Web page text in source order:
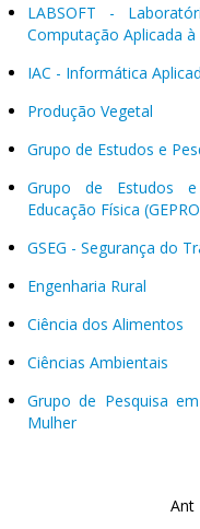
LABSOFT -
Computação Aplicada à
IAC - Informática
Produção Vegetal
Grupo de Estudos e
Grupo de Estudos
Educação Física
GSEG - Segurança do
Engenharia Rural
Ciência dos Alimentos
Ciências Ambientais
Grupo de Pesquisa
Mulher
Ant